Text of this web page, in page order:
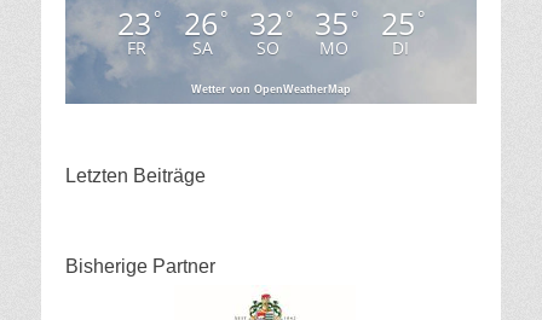
23°
FR
26 °
SA
32 °
SO
35 °
MO
25 °
DI
Wetter von OpenWeatherMap
Letzten Beiträge
Bisherige Partner